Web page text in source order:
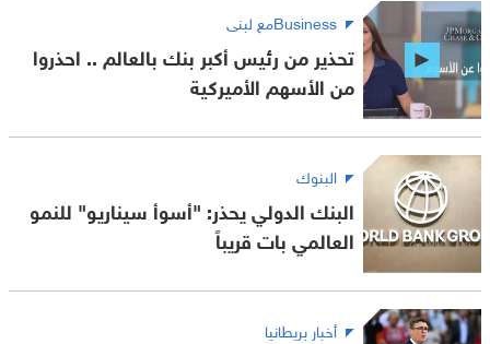
Businessمع لبنى
تحذير من رئيس أكبر بنك بالعالم .. احذروا
من الأسهم الأميركية
البنوك
البنك الدولي يحذر: "أسوأ سيناريو" للنمو
العالمي بات قريباً
أخبار بريطانيا